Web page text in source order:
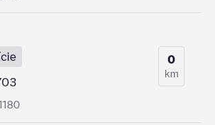
0
km